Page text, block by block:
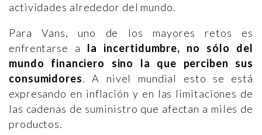
actividades alrededor del mundo.
Para Vans, uno de los mayores retos es
enfrentarse a la incertidumbre, no sólo del
mundo financiero sino la que perciben sus
consumidores. A nivel mundial esto se está
expresando en inflación y en las limitaciones de
las cadenas de suministro que afectan a miles de
productos.